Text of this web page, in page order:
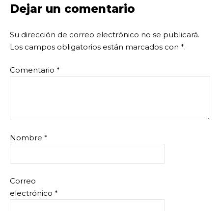
Dejar un comentario
Su dirección de correo electrónico no se publicará.
Los campos obligatorios están marcados con *.
Comentario *
Nombre *
Correo
electrónico *